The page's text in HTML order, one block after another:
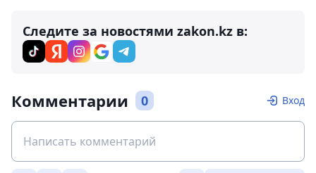
Следите за новостями zakon.kz в:
Комментарии 0 Вход